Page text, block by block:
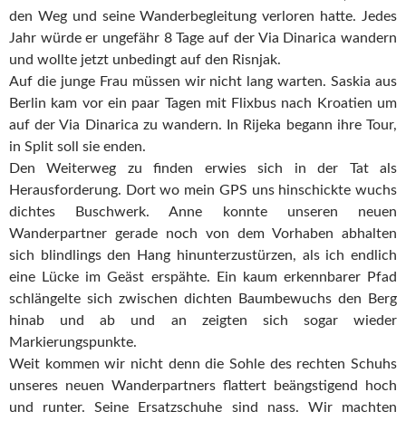
den Weg und seine Wanderbegleitung verloren hatte. Jedes
Jahr würde er ungefähr 8 Tage auf der Via Dinarica wandern
und wollte jetzt unbedingt auf den Risnjak.
Auf die junge Frau müssen wir nicht lang warten. Saskia aus
Berlin kam vor ein paar Tagen mit Flixbus nach Kroatien um
auf der Via Dinarica zu wandern. In Rijeka begann ihre Tour,
in Split soll sie enden.
Den Weiterweg zu finden erwies sich in der Tat als
Herausforderung. Dort wo mein GPS uns hinschickte wuchs
dichtes Buschwerk. Anne konnte unseren neuen
Wanderpartner gerade noch von dem Vorhaben abhalten
sich blindlings den Hang hinunterzustürzen, als ich endlich
eine Lücke im Geäst erspähte. Ein kaum erkennbarer Pfad
schlängelte sich zwischen dichten Baumbewuchs den Berg
hinab und ab und an zeigten sich sogar wieder
Markierungspunkte.
Weit kommen wir nicht denn die Sohle des rechten Schuhs
unseres neuen Wanderpartners flattert beängstigend hoch
und runter. Seine Ersatzschuhe sind nass. Wir machten